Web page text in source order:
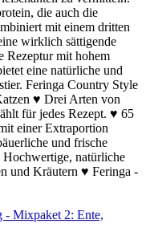
die auch die
mit einem dritten
wirklich sättigende
Rezeptur mit hohem
eine natürliche und
Feringa Country Style
♥️ Drei Arten von
für jedes Rezept. ♥️ 65
einer Extraportion
und frische
natürliche
und Kräutern ♥️ Feringa -